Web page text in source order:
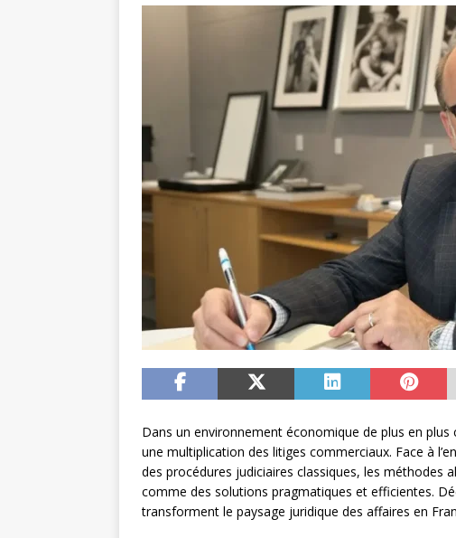
Dans un environnement économique de plus en
une multiplication des litiges commerciaux. Face à
des procédures judiciaires classiques, les méthodes
comme des solutions pragmatiques et efficientes.
transforment le paysage juridique des affaires en